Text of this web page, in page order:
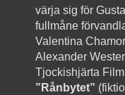
värja sig för
fullmåne
Valentina
Alexander
Tjockishjärta Film
”Rånbytet” (